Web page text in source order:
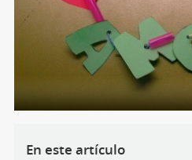
En este artículo